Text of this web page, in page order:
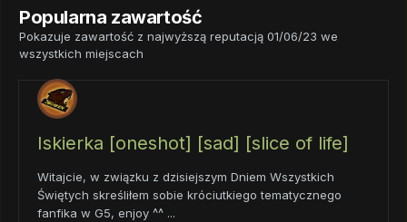
Popularna zawartość
Pokazuje zawartość z najwyższą reputacją 01/06/23 we
wszystkich miejscach
Iskierka [oneshot] [sad] [slice of life]
Witajcie, w związku z dzisiejszym Dniem Wszystkich
Świętych skreśliłem sobie króciutkiego tematycznego
fanfika w G5, enjoy ^^ ...